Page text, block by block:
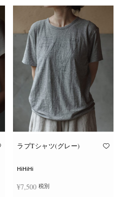
ジ
ら
選
択
で
き
ま
す
の
商
品
に
は
複
数
の
バ
リ
エ
ー
シ
ョ
ン
が
あ
り
ま
オ
ラブTシャツ(グレー)
HiHiHi
¥7,500 税別